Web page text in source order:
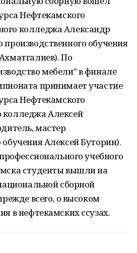
Нефтекамского
колледжа Александр
обучения
По
мебели" в финале
принимает участие
Нефтекамского
Алексей
мастер
обучения Алексей Буторин).
учебного
студенты вышли на
сборной
всего, о высоком
в нефтекамских ссузах.